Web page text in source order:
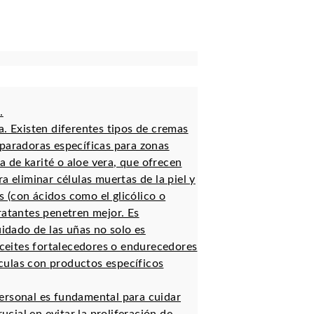
Existen diferentes tipos de cremas
específicas para zonas
de karité o aloe vera, que ofrecen
eliminar células muertas de la piel y
(con ácidos como el glicólico o
penetren mejor. Es
de las uñas no solo es
fortalecedores o endurecedores
con productos específicos
es fundamental para cuidar